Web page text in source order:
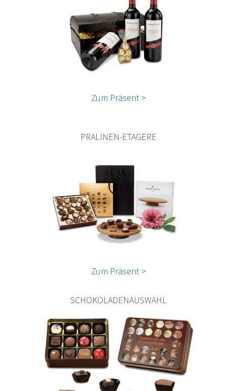
Zum Präsent >
PRALINEN-ETAGERE
Zum Präsent >
SCHOKOLADENAUSWAHL